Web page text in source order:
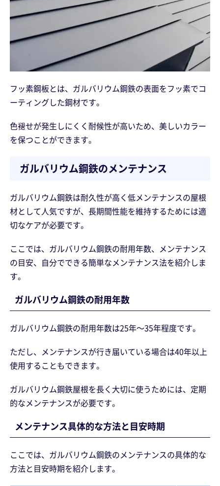
フッ素鋼板とは、ガルバリウム鋼鉄の表面をフッ素でコ
ーティングした鋼材です。
色褪せが発生しにくく耐候性が高いため、美しいカラー
を保つことができます。
ガルバリウム鋼鉄のメンテナンス
ガルバリウム鋼鉄は耐久性が高く低メンテナンスの屋根
材として人気ですが、長期間性能を維持するためには適
切なケアが必要です。
ここでは、ガルバリウム鋼鉄の耐用年数、メンテナンス
の目安、自分でできる簡単なメンテナンス法を紹介しま
す。
ガルバリウム鋼鉄の耐用年数
ガルバリウム鋼鉄の耐用年数は25年～35年程度です。
ただし、メンテナンスが行き届いている場合は40年以上
使用することもできます。
ガルバリウム鋼鉄屋根を長く大切に使うためには、定期
的なメンテナンスが必要です。
メンテナンス具体的な方法と目安時期
ここでは、ガルバリウム鋼鉄のメンテナンスの具体的な
方法と目安時期を紹介します。